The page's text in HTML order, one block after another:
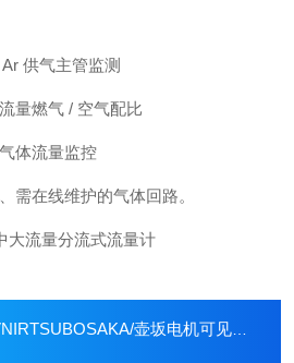
供气主管监测
量燃气 / 空气配比
体流量监控
需在线维护的气体回路。
壶坂电机可见光+近红外表面光源